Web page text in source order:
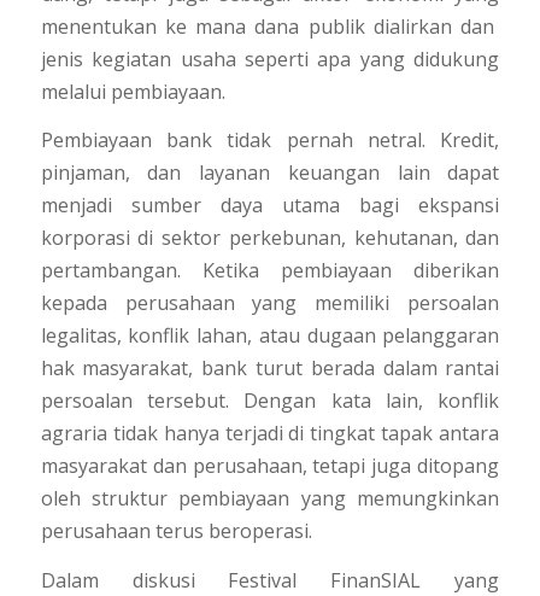
menentukan ke mana dana publik dialirkan dan
jenis kegiatan usaha seperti apa yang didukung
melalui pembiayaan.
Pembiayaan bank tidak pernah netral. Kredit,
pinjaman, dan layanan keuangan lain dapat
menjadi sumber daya utama bagi ekspansi
korporasi di sektor perkebunan, kehutanan, dan
pertambangan. Ketika pembiayaan diberikan
kepada perusahaan yang memiliki persoalan
legalitas, konflik lahan, atau dugaan pelanggaran
hak masyarakat, bank turut berada dalam rantai
persoalan tersebut. Dengan kata lain, konflik
agraria tidak hanya terjadi di tingkat tapak antara
masyarakat dan perusahaan, tetapi juga ditopang
oleh struktur pembiayaan yang memungkinkan
perusahaan terus beroperasi.
Dalam diskusi Festival FinanSIAL yang